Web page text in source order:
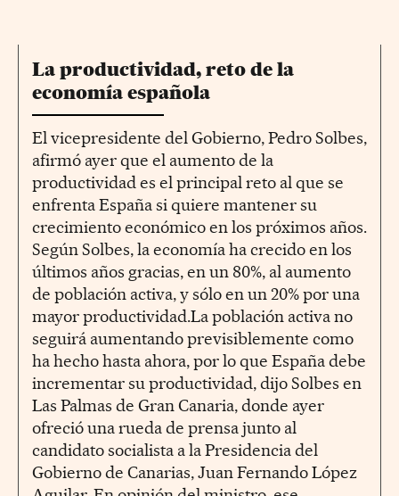
La productividad, reto de la
economía española
El vicepresidente del Gobierno, Pedro Solbes,
afirmó ayer que el aumento de la
productividad es el principal reto al que se
enfrenta España si quiere mantener su
crecimiento económico en los próximos años.
Según Solbes, la economía ha crecido en los
últimos años gracias, en un 80%, al aumento
de población activa, y sólo en un 20% por una
mayor productividad.La población activa no
seguirá aumentando previsiblemente como
ha hecho hasta ahora, por lo que España debe
incrementar su productividad, dijo Solbes en
Las Palmas de Gran Canaria, donde ayer
ofreció una rueda de prensa junto al
candidato socialista a la Presidencia del
Gobierno de Canarias, Juan Fernando López